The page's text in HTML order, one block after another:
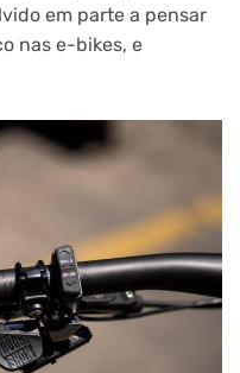
em parte a pensar
nas e-bikes, e